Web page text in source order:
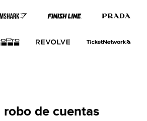
robo de cuentas